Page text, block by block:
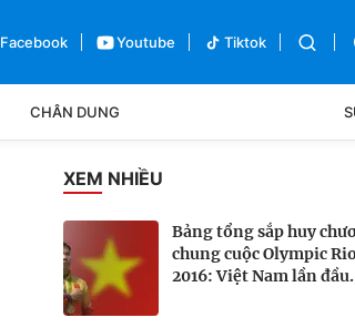
Facebook Youtube Tiktok
CHÂN DUNG
Bên lề
XEM NHIỀU
Bảng tổng sắp huy
chung cuộc Olympic Rio
2016: Việt Nam lần